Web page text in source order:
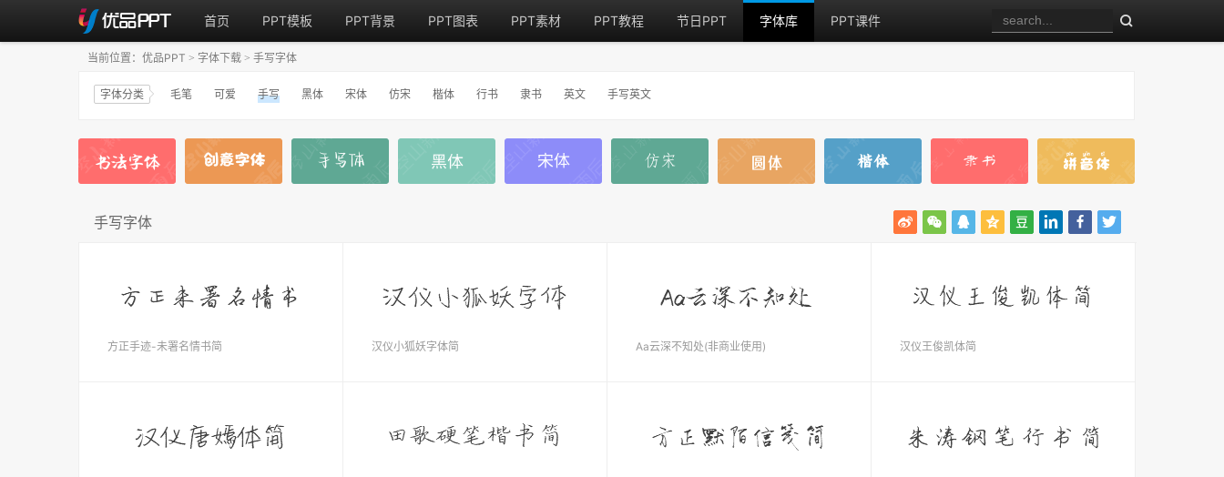
首页 PPT模板 PPT背景 PPT图表 PPT素材 PPT教程 节日PPT 字体库 PPT课件
当前位置： 优品PPT > 字体下载 > 手写字体
字体分类 毛笔 可爱 手写 黑体 宋体 仿宋 楷体 行书 隶书 英文 手写英文
手写字体
方正手迹-未署名情书简 汉仪小狐妖字体简 Aa云深不知处(非商业使用) 汉仪王俊凯体简